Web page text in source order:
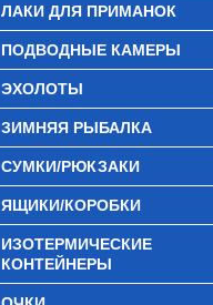
ЛАКИ ДЛЯ ПРИМАНОК
ПОДВОДНЫЕ КАМЕРЫ
ЭХОЛОТЫ
ЗИМНЯЯ РЫБАЛКА
СУМКИ/РЮКЗАКИ
ЯЩИКИ/КОРОБКИ
ИЗОТЕРМИЧЕСКИЕ
КОНТЕЙНЕРЫ